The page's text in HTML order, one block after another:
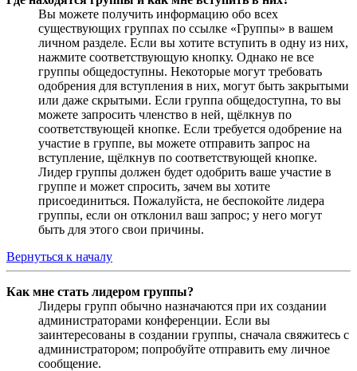
Вы можете получить информацию обо всех
существующих группах по ссылке «Группы» в вашем
личном разделе. Если вы хотите вступить в одну из них,
нажмите соответствующую кнопку. Однако не все
группы общедоступны. Некоторые могут требовать
одобрения для вступления в них, могут быть закрытыми
или даже скрытыми. Если группа общедоступна, то вы
можете запросить членство в ней, щёлкнув по
соответствующей кнопке. Если требуется одобрение на
участие в группе, вы можете отправить запрос на
вступление, щёлкнув по соответствующей кнопке.
Лидер группы должен будет одобрить ваше участие в
группе и может спросить, зачем вы хотите
присоединиться. Пожалуйста, не беспокойте лидера
группы, если он отклонил ваш запрос; у него могут
быть для этого свои причины.
Вернуться к началу
Как мне стать лидером группы?
Лидеры групп обычно назначаются при их создании
администраторами конференции. Если вы
заинтересованы в создании группы, сначала свяжитесь с
администратором; попробуйте отправить ему личное
сообщение.